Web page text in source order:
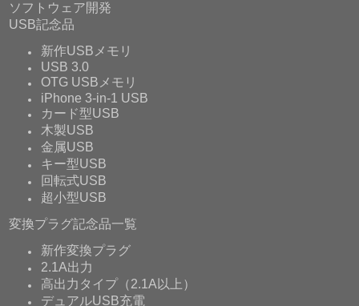
ソフトウェア開発
USB記念品
新作USBメモリ
USB 3.0
OTG USBメモリ
iPhone 3-in-1 USB
カード型USB
木製USB
金属USB
キー型USB
回転式USB
超小型USB
変換プラグ記念品一覧
新作変換プラグ
2.1A出力
高出力タイプ（2.1A以上）
デュアルUSB充電